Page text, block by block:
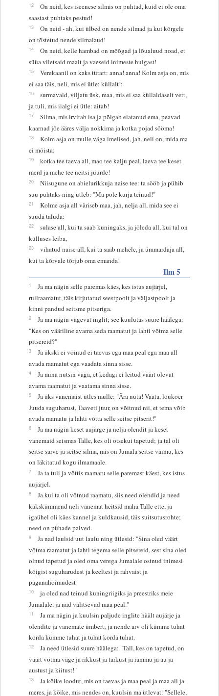
12
On neid, kes iseenese silmis on puhtad, kuid ei ole oma
saastast puhtaks pestud!
13
On neid - ah, kui ülbed on nende silmad ja kui kõrgele
on tõstetud nende silmalaud!
14
On neid, kelle hambad on mõõgad ja lõualuud noad, et
süüa viletsaid maalt ja vaeseid inimeste hulgast!
15
Verekaanil on kaks tütart: anna! anna! Kolm asja on, mis
ei saa täis, neli, mis ei ütle: küllalt!:
16
surmavald, viljatu üsk, maa, mis ei saa küllaldaselt vett,
ja tuli, mis iialgi ei ütle: aitab!
17
Silma, mis irvitab isa ja põlgab elatanud ema, peavad
kaarnad jõe ääres välja nokkima ja kotka pojad sööma!
18
Kolm asja on mulle väga imelised, jah, neli on, mida ma
ei mõista:
19
kotka tee taeva all, mao tee kalju peal, laeva tee keset
merd ja mehe tee neitsi juurde!
20
Niisugune on abielurikkuja naise tee: ta sööb ja pühib
suu puhtaks ning ütleb: "Ma pole kurja teinud!"
21
Kolme asja all väriseb maa, jah, nelja all, mida see ei
suuda taluda:
22
sulase all, kui ta saab kuningaks, ja jõleda all, kui tal on
külluses leiba,
23
vihatud naise all, kui ta saab mehele, ja ümmardaja all,
kui ta kõrvale tõrjub oma emanda!
Ilm 5
1
Ja ma nägin selle paremas käes, kes istus aujärjel,
rullraamatut, täis kirjutatud seestpoolt ja väljastpoolt ja
kinni pandud seitsme pitseriga.
2
Ja ma nägin vägevat inglit; see kuulutas suure häälega:
"Kes on vääriline avama seda raamatut ja lahti võtma selle
pitsereid?"
3
Ja ükski ei võinud ei taevas ega maa peal ega maa all
avada raamatut ega vaadata sinna sisse.
4
Ja mina nutsin väga, et kedagi ei leitud väärt olevat
avama raamatut ja vaatama sinna sisse.
5
Ja üks vanemaist ütles mulle: "Ära nuta! Vaata, lõukoer
Juuda suguharust, Taaveti juur, on võitnud nii, et tema võib
avada raamatu ja lahti võtta selle seitse pitserit!"
6
Ja ma nägin keset aujärge ja nelja olendit ja keset
vanemaid seismas Talle, kes oli otsekui tapetud; ja tal oli
seitse sarve ja seitse silma, mis on Jumala seitse vaimu, kes
on läkitatud kogu ilmamaale.
7
Ja ta tuli ja võttis raamatu selle paremast käest, kes istus
aujärjel.
8
Ja kui ta oli võtnud raamatu, siis need olendid ja need
kakskümmend neli vanemat heitsid maha Talle ette, ja
igaühel oli käes kannel ja kuldkausid, täis suitsutusrohte;
need on pühade palved.
9
Ja nad laulsid uut laulu ning ütlesid: "Sina oled väärt
võtma raamatut ja lahti tegema selle pitsereid, sest sina oled
olnud tapetud ja oled oma verega Jumalale ostnud inimesi
kõigist suguharudest ja keeltest ja rahvaist ja
paganahõimudest
10
ja oled nad teinud kuningriigiks ja preestriks meie
Jumalale, ja nad valitsevad maa peal."
11
Ja ma nägin ja kuulsin paljude inglite häält aujärje ja
olendite ja vanemate ümbert; ja nende arv oli kümme tuhat
korda kümme tuhat ja tuhat korda tuhat.
12
Ja need ütlesid suure häälega: "Tall, kes on tapetud, on
väärt võtma väge ja rikkust ja tarkust ja rammu ja au ja
austust ja kiitust!"
13
Ja kõike loodut, mis on taevas ja maa peal ja maa all ja
meres, ja kõike, mis nendes on, kuulsin ma ütlevat: "Sellele,